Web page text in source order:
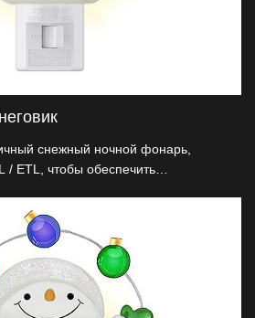
снежный ночной фонарь,
ETL, чтобы обеспечить
360 °, изготовленный из экологически
Этот двойной функционал улучшает
обеспечивая комфортабельное
для декоративных оптовиков,
производство предлагает
и варианты настройки.